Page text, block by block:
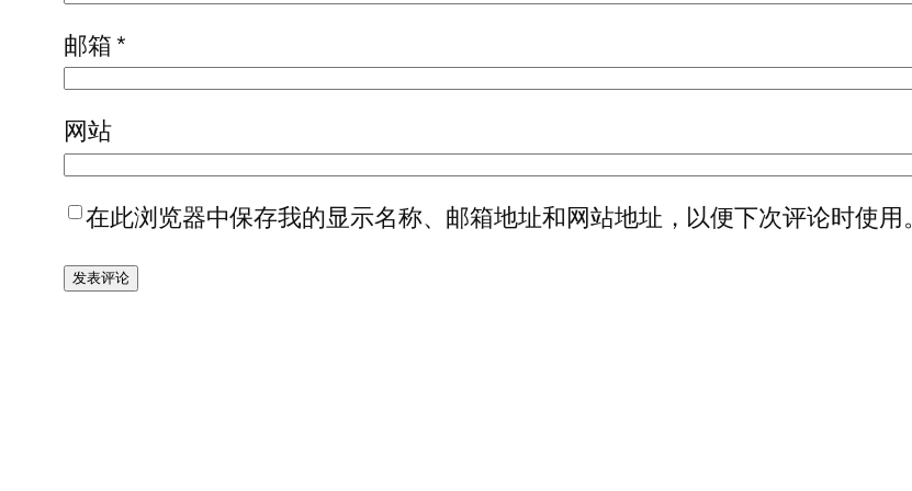
邮箱*
网站
在此浏览器中保存我的显示名称、邮箱地址和网站地址，以便下次评论时使用。